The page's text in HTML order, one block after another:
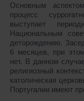
Основным
процесс
выступает
Национальным
деторождению.
6 месяцев, при
нет. В данном
религиозный
католическая
Португалии имеют